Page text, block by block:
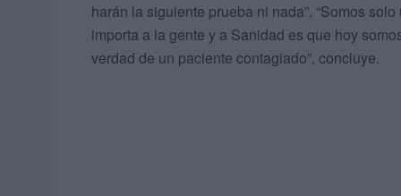
harán la siguiente prueba ni nada”. “Somos
importa a la gente y a Sanidad es que hoy
verdad de un paciente contagiado”, concluye.